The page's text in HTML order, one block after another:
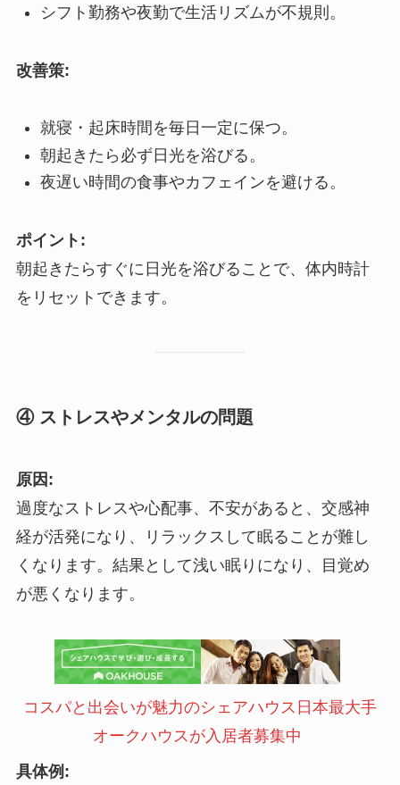
シフト勤務や夜勤で生活リズムが不規則。
改善策:
就寝・起床時間を毎日一定に保つ。
朝起きたら必ず日光を浴びる。
夜遅い時間の食事やカフェインを避ける。
ポイント:
朝起きたらすぐに日光を浴びることで、体内時計
をリセットできます。
④ ストレスやメンタルの問題
原因:
過度なストレスや心配事、不安があると、交感神
経が活発になり、リラックスして眠ることが難し
くなります。結果として浅い眠りになり、目覚め
が悪くなります。
コスパと出会いが魅力のシェアハウス日本最大手
オークハウスが入居者募集中
具体例: